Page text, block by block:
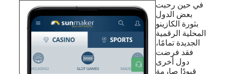
في حين رحبت
بعض الدول
بثورة الكازينو
المحلية الرقمية
الجديدة تمامًا،
فقد فرضت
دول أخرى
قيودًا صارمة